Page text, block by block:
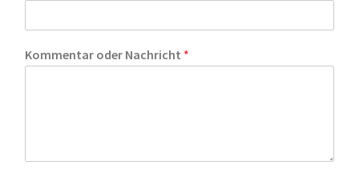
Kommentar oder Nachricht *